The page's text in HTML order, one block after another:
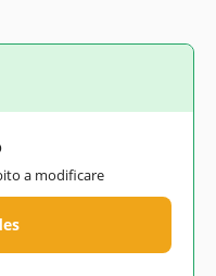
a modificare